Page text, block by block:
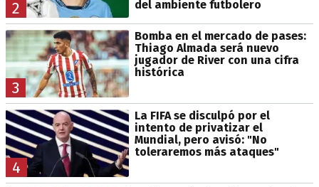
2
del ambiente futbolero
3
Bomba en el mercado de pases:
Thiago Almada será nuevo
jugador de River con una cifra
histórica
4
La FIFA se disculpó por el
intento de privatizar el
Mundial, pero avisó: "No
toleraremos más ataques"